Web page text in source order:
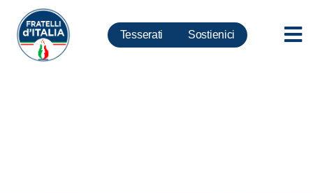
Tesserati Sostienici